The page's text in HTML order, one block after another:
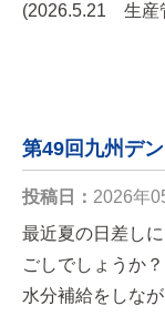
(2026.5.21 生産
第49回九州デ
投稿日： 2026年
最近夏の日差し
ごしでしょうか？
水分補給をしな